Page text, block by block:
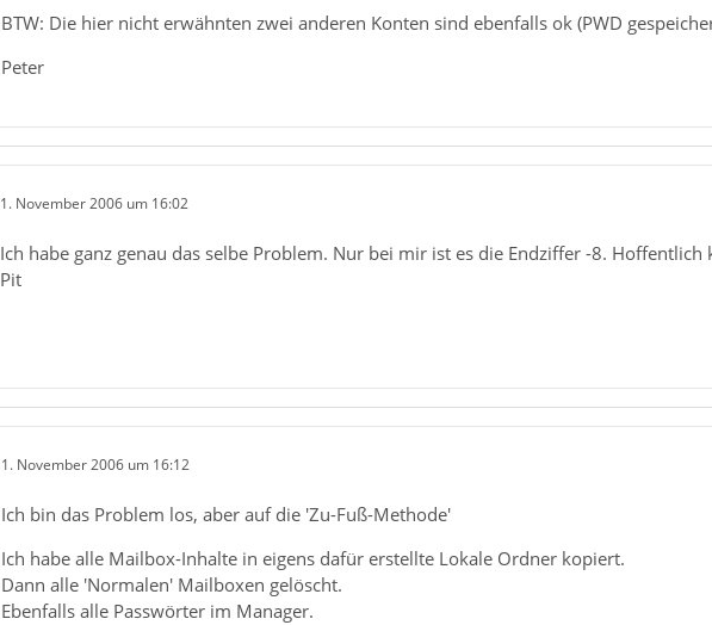
BTW: Die hier nicht erwähnten zwei anderen Konten sind ebenfalls ok (PWD
Peter
1. November 2006 um 16:02
Ich habe ganz genau das selbe Problem. Nur bei mir ist es die Endziffer -8.
Pit
1. November 2006 um 16:12
Ich bin das Problem los, aber auf die 'Zu-Fuß-Methode'
Ich habe alle Mailbox-Inhalte in eigens dafür erstellte Lokale Ordner kopiert.
Dann alle 'Normalen' Mailboxen gelöscht.
Ebenfalls alle Passwörter im Manager.